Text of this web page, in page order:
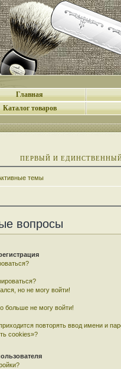
Главная
Каталог товаров
ПЕРВЫЙ И
темы
вопросы
но не могу войти!
больше не могу войти!
повторять ввод имени и
cookies»?